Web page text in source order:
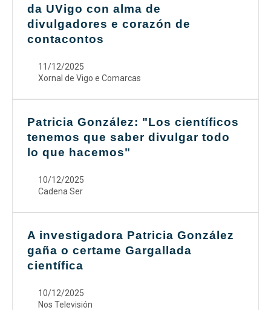
da UVigo con alma de
divulgadores e corazón de
contacontos
11/12/2025
Xornal de Vigo e Comarcas
Patricia González: "Los científicos
tenemos que saber divulgar todo
lo que hacemos"
10/12/2025
Cadena Ser
A investigadora Patricia González
gaña o certame Gargallada
científica
10/12/2025
Nos Televisión